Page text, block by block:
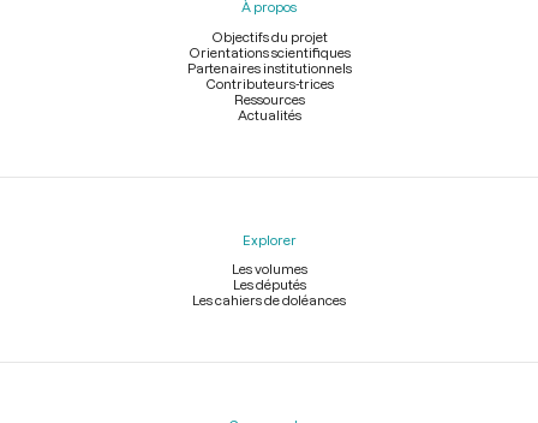
À propos
Objectifs du projet
Orientations scientifiques
Partenaires institutionnels
Contributeurs-trices
Ressources
Actualités
Explorer
Les volumes
Les députés
Les cahiers de doléances